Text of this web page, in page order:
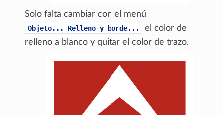
Solo falta cambiar con el menú
Objeto... Relleno y borde...
el color de
relleno a blanco y quitar el color de trazo.